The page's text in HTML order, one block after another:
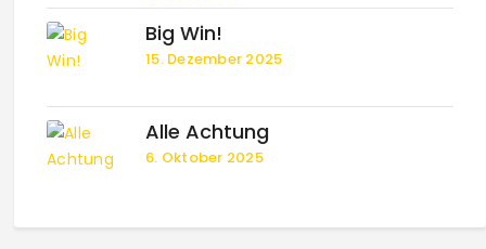
Big Win!
15. Dezember 2025
Alle Achtung
6. Oktober 2025